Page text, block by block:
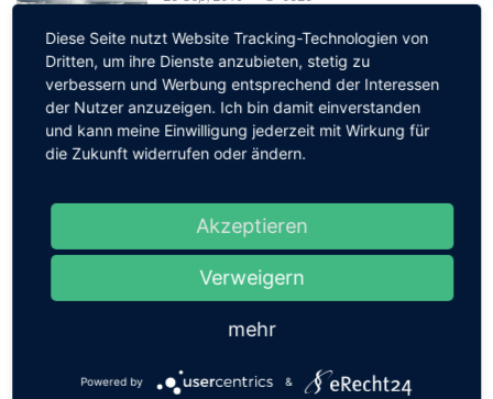
Strandbad Müggelsee
03 Nov, 2020 5208
Leuchtturm Dornbusch
18 Jun, 2019 5159
Diese Seite nutzt Website Tracking-Technologien von
Dritten, um ihre Dienste anzubieten, stetig zu
verbessern und Werbung entsprechend der Interessen
der Nutzer anzuzeigen. Ich bin damit einverstanden
und kann meine Einwilligung jederzeit mit Wirkung für
die Zukunft widerrufen oder ändern.
Akzeptieren
Verweigern
mehr
Powered by &